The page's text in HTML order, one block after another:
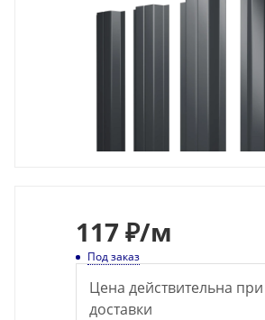
117 ₽/м
Под заказ
Цена действительна при
доставки